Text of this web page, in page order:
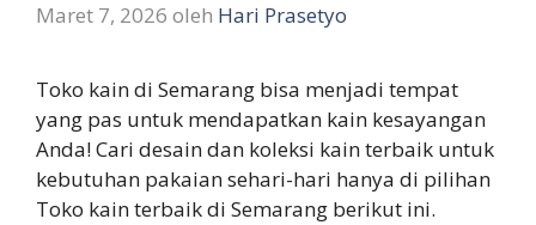
Maret 7, 2026 oleh Hari Prasetyo
Toko kain di Semarang bisa menjadi tempat
yang pas untuk mendapatkan kain kesayangan
Anda! Cari desain dan koleksi kain terbaik untuk
kebutuhan pakaian sehari-hari hanya di pilihan
Toko kain terbaik di Semarang berikut ini.